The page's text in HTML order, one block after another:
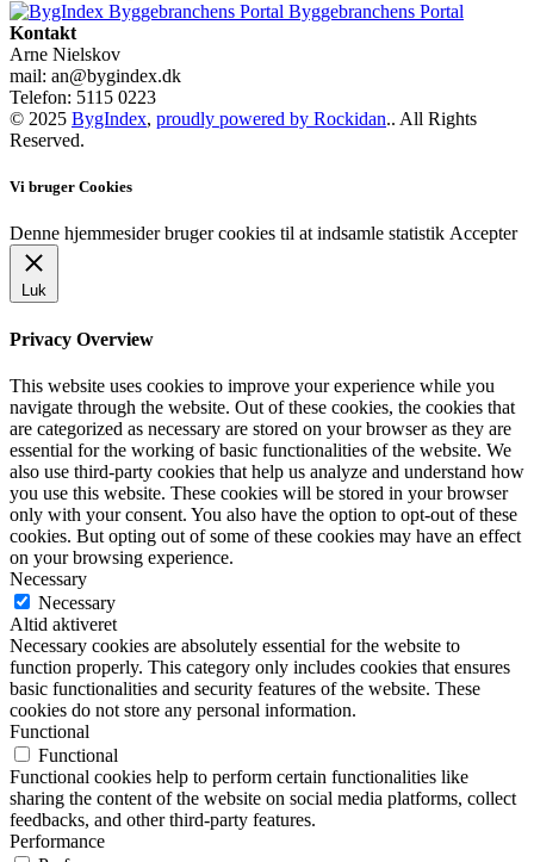
Byggebranchens Portal
Kontakt
Arne Nielskov
mail: an@bygindex.dk
Telefon: 5115 0223
© 2025 BygIndex, proudly powered by Rockidan.. All Rights
Reserved.
Vi bruger Cookies
Denne hjemmesider bruger cookies til at indsamle statistik Accepter
Luk
Privacy Overview
This website uses cookies to improve your experience while you
navigate through the website. Out of these cookies, the cookies that
are categorized as necessary are stored on your browser as they are
essential for the working of basic functionalities of the website. We
also use third-party cookies that help us analyze and understand how
you use this website. These cookies will be stored in your browser
only with your consent. You also have the option to opt-out of these
cookies. But opting out of some of these cookies may have an effect
on your browsing experience.
Necessary
Necessary
Altid aktiveret
Necessary cookies are absolutely essential for the website to
function properly. This category only includes cookies that ensures
basic functionalities and security features of the website. These
cookies do not store any personal information.
Functional
Functional
Functional cookies help to perform certain functionalities like
sharing the content of the website on social media platforms, collect
feedbacks, and other third-party features.
Performance